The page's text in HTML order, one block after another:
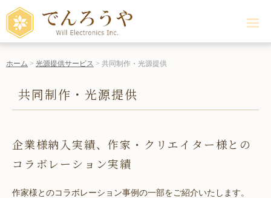
NU
ホーム > 光源提供サービス > 共同制作・光源提供
共同制作・光源提供
企業様納入実績、作家・クリエイター様との
コラボレーション実績
作家様とのコラボレーション事例の一部をご紹介いたします。